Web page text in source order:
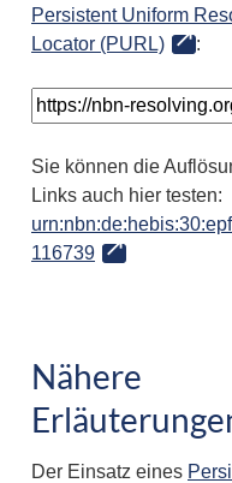
Persistent Uniform
Locator (PURL)
:
Sie können die
Links auch hier testen:
116739
Nähere
Der Einsatz eines